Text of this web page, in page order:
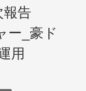
報告
ー_豪ド
用